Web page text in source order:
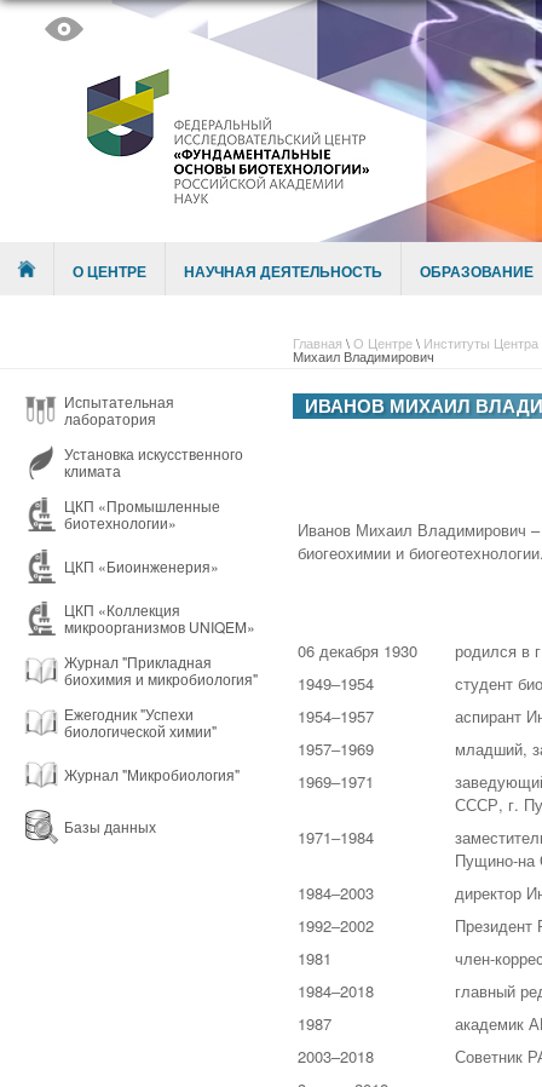
Menu О ЦЕНТРЕ НАУЧНАЯ ДЕЯТЕЛЬНОСТЬ ОБРАЗОВАНИЕ
Главная \О Центре\ Институты Центра
Михаил Владимирович
Испытательная
лаборатория
Установка искусственного
климата
ЦКП «Промышленные
биотехнологии»
ЦКП «Биоинженерия»
ЦКП «Коллекция
микроорганизмов UNIQEM»
Журнал "Прикладная
биохимия и микробиология"
Ежегодник "Успехи
биологической химии"
Журнал "Микробиология"
Базы данных
ИВАНОВ МИХАИЛ
Иванов Михаил Владимирович –
биогеохимии и
06 декабря 1930
родился в
1949‒1954
студент
1954‒1957
аспирант
1957‒1969
младший,
1969‒1971
СССР, г.
1971‒1984
Пущино-на
1984‒2003
директор
1992‒2002
Президент
1981
член-
1984‒2018
главный
1987
академик
2003–2018
Советник